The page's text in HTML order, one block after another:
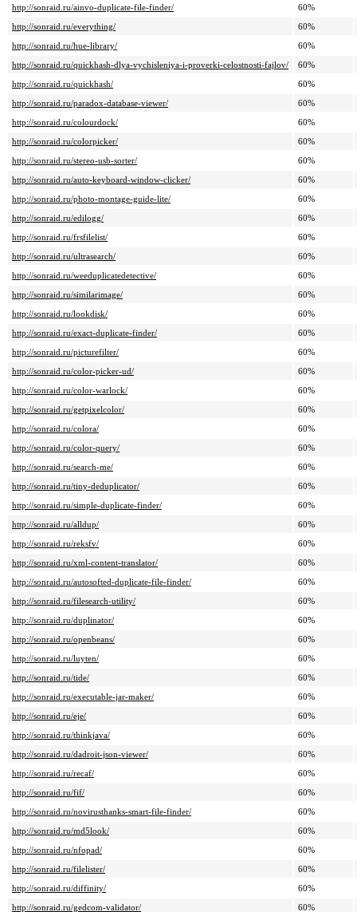
http://sonraid.ru/ainvo-duplicate-file-finder/
60%
http://sonraid.ru/everything/
60%
http://sonraid.ru/hue-library/
60%
http://sonraid.ru/quickhash-dlya-vychisleniya-i-proverki-celostnosti-fajlov/
60%
http://sonraid.ru/quickhash/
60%
http://sonraid.ru/paradox-database-viewer/
60%
http://sonraid.ru/colourdock/
60%
http://sonraid.ru/colorpicker/
60%
http://sonraid.ru/stereo-usb-sorter/
60%
http://sonraid.ru/auto-keyboard-window-clicker/
60%
http://sonraid.ru/photo-montage-guide-lite/
60%
http://sonraid.ru/edilogg/
60%
http://sonraid.ru/frsfilelist/
60%
http://sonraid.ru/ultrasearch/
60%
http://sonraid.ru/weeduplicatedetective/
60%
http://sonraid.ru/similarimage/
60%
http://sonraid.ru/lookdisk/
60%
http://sonraid.ru/exact-duplicate-finder/
60%
http://sonraid.ru/picturefilter/
60%
http://sonraid.ru/color-picker-ud/
60%
http://sonraid.ru/color-warlock/
60%
http://sonraid.ru/getpixelcolor/
60%
http://sonraid.ru/colora/
60%
http://sonraid.ru/color-query/
60%
http://sonraid.ru/search-me/
60%
http://sonraid.ru/tiny-deduplicator/
60%
http://sonraid.ru/simple-duplicate-finder/
60%
http://sonraid.ru/alldup/
60%
http://sonraid.ru/reksfv/
60%
http://sonraid.ru/xml-content-translator/
60%
http://sonraid.ru/autosofted-duplicate-file-finder/
60%
http://sonraid.ru/filesearch-utility/
60%
http://sonraid.ru/duplinator/
60%
http://sonraid.ru/openbeans/
60%
http://sonraid.ru/luyten/
60%
http://sonraid.ru/tide/
60%
http://sonraid.ru/executable-jar-maker/
60%
http://sonraid.ru/eje/
60%
http://sonraid.ru/thinkjava/
60%
http://sonraid.ru/dadroit-json-viewer/
60%
http://sonraid.ru/recaf/
60%
http://sonraid.ru/fif/
60%
http://sonraid.ru/novirusthanks-smart-file-finder/
60%
http://sonraid.ru/md5look/
60%
http://sonraid.ru/nfopad/
60%
http://sonraid.ru/filelister/
60%
http://sonraid.ru/diffinity/
60%
http://sonraid.ru/gedcom-validator/
60%